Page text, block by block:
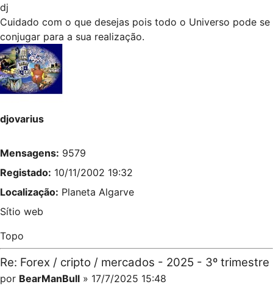
dj
Cuidado com o que desejas pois todo o Universo pode se
conjugar para a sua realização.
djovarius
Mensagens: 9579
Registado: 10/11/2002 19:32
Localização: Planeta Algarve
Sítio web
Topo
Re: Forex / cripto / mercados - 2025 - 3º trimestre
por BearManBull » 17/7/2025 15:48